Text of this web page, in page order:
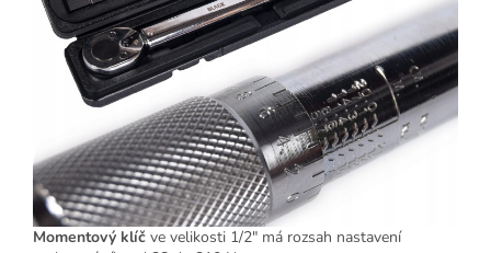
Momentový klíč ve velikosti 1/2" má rozsah nastavení